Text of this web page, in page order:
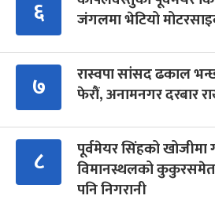
६
जंगलमा भेटियो
७
रास्वपा सांसद ढकाल
फेरौं, अनामनगर दरबार
८
पूर्वमेयर सिंहको खोजीमा
विमानस्थलको कुकुरसमेत
पनि निगरानी